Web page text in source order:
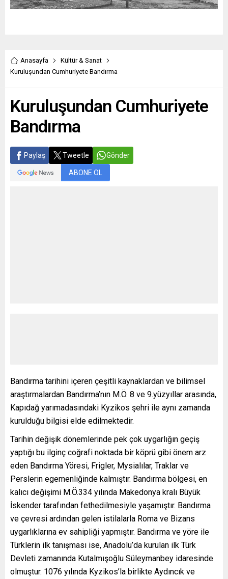
Anasayfa
Kültür & Sanat
Kuruluşundan Cumhuriyete Bandırma
Kuruluşundan Cumhuriyete
Bandırma
Paylaş Tweetle Gönder
ABONE OL
Bandırma tarihini içeren çeşitli kaynaklardan ve bilimsel
araştırmalardan Bandırma’nın M.Ö. 8 ve 9.yüzyıllar arasında,
Kapıdağ yarımadasındaki Kyzikos şehri ile aynı zamanda
kurulduğu bilgisi elde edilmektedir.
Tarihin değişik dönemlerinde pek çok uygarlığın geçiş
yaptığı bu ilginç coğrafi noktada bir köprü gibi önem arz
eden Bandırma Yöresi, Frigler, Mysialılar, Traklar ve
Perslerin egemenliğinde kalmıştır. Bandırma bölgesi, en
kalıcı değişimi M.Ö.334 yılında Makedonya kralı Büyük
İskender tarafından fethedilmesiyle yaşamıştır. Bandırma
ve çevresi ardından gelen istilalarla Roma ve Bizans
uygarlıklarına ev sahipliği yapmıştır. Bandırma ve yöre ile
Türklerin ilk tanışması ise, Anadolu’da kurulan ilk Türk
Devleti zamanında Kutalmışoğlu Süleymanbey idaresinde
olmuştur. 1076 yılında Kyzikos’la birlikte Aydıncık ve